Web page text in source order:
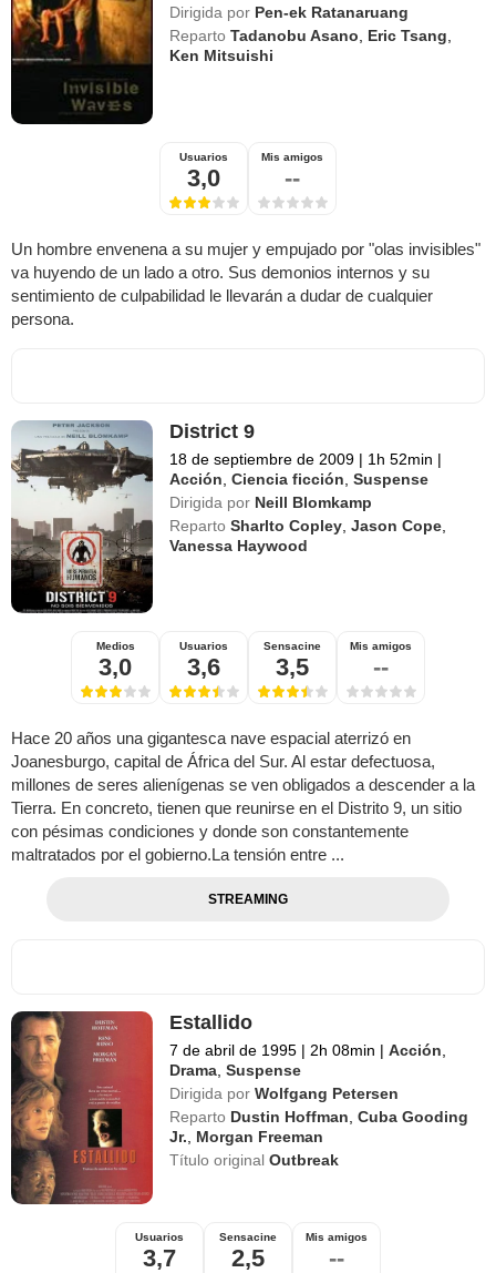
Dirigida por Pen-ek Ratanaruang
Reparto Tadanobu Asano, Eric Tsang,
Ken Mitsuishi
Usuarios
3,0
Mis amigos
--
Un hombre envenena a su mujer y empujado por "olas invisibles"
va huyendo de un lado a otro. Sus demonios internos y su
sentimiento de culpabilidad le llevarán a dudar de cualquier
persona.
District 9
18 de septiembre de 2009 | 1h 52min |
Acción ,Ciencia ficción ,Suspense
Dirigida por Neill Blomkamp
Reparto Sharlto Copley ,Jason Cope
Vanessa Haywood
Medios
3,0
Usuarios
3,6
Sensacine
3,5
Mis amigos
--
Hace 20 años una gigantesca nave espacial aterrizó en
Joanesburgo, capital de África del Sur. Al estar defectuosa,
millones de seres alienígenas se ven obligados a descender a la
Tierra. En concreto, tienen que reunirse en el Distrito 9, un sitio
con pésimas condiciones y donde son constantemente
maltratados por el gobierno.La tensión entre ...
STREAMING
Estallido
7 de abril de 1995 | 2h 08min | Acción
Drama ,Suspense
Dirigida por Wolfgang Petersen
Reparto Dustin Hoffman ,Cuba Gooding
Jr.
Morgan Freeman
Título originalOutbreak
Usuarios
3,7
Sensacine
2,5
Mis amigos
--